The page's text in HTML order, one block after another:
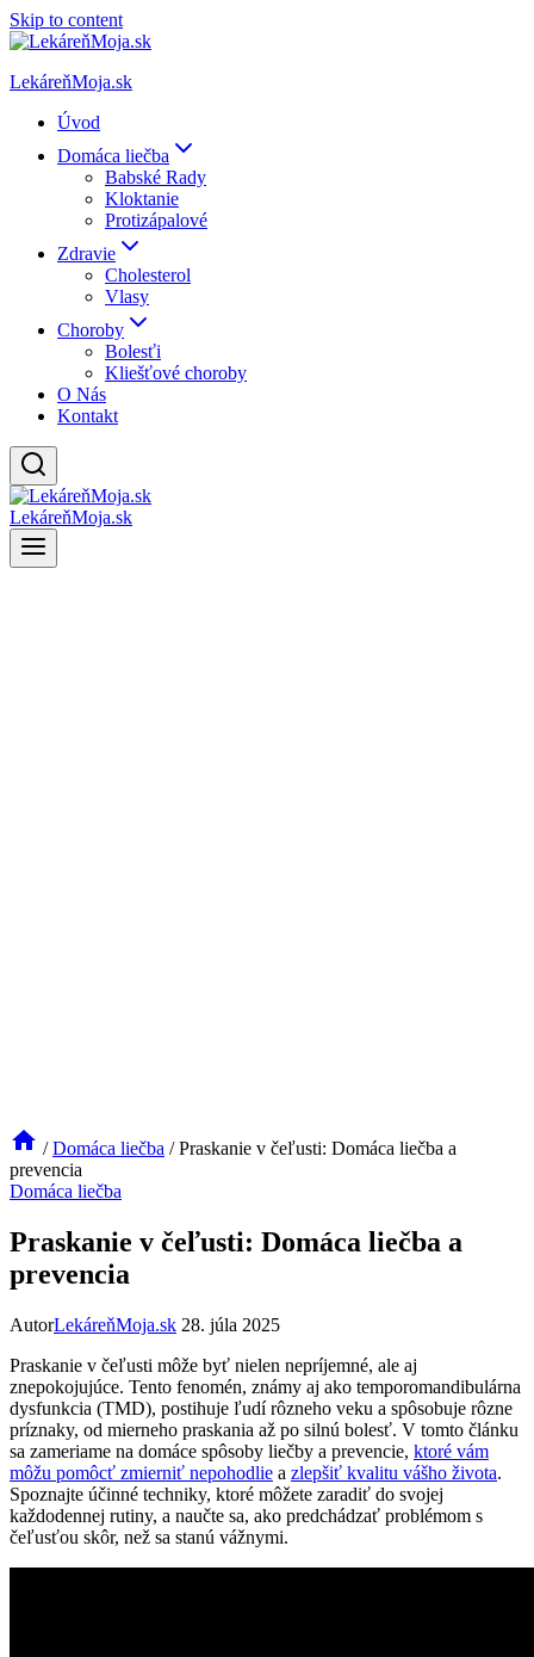
Skip to content
LekáreňMoja.sk
Úvod
Domáca liečba
Babské Rady
Kloktanie
Protizápalové
Zdravie
Cholesterol
Vlasy
Choroby
Bolesťi
Kliešťové choroby
O Nás
Kontakt
LekáreňMoja.sk
/ Domáca liečba / Praskanie v čeľusti: Domáca liečba a
prevencia
Domáca liečba
Praskanie v čeľusti: Domáca liečba a
prevencia
AutorLekáreňMoja.sk 28. júla 2025
Praskanie v čeľusti môže byť nielen nepríjemné, ale aj
znepokojujúce. Tento fenomén, známy aj ako temporomandibulárna
dysfunkcia (TMD), postihuje ľudí rôzneho veku a spôsobuje rôzne
príznaky, od mierneho praskania až po silnú bolesť. V tomto článku
sa zameriame na domáce spôsoby liečby a prevencie, ktoré vám
môžu pomôcť zmierniť nepohodlie a zlepšiť kvalitu vášho života.
Spoznajte účinné techniky, ktoré môžete zaradiť do svojej
každodennej rutiny, a naučte sa, ako predchádzať problémom s
čeľusťou skôr, než sa stanú vážnymi.